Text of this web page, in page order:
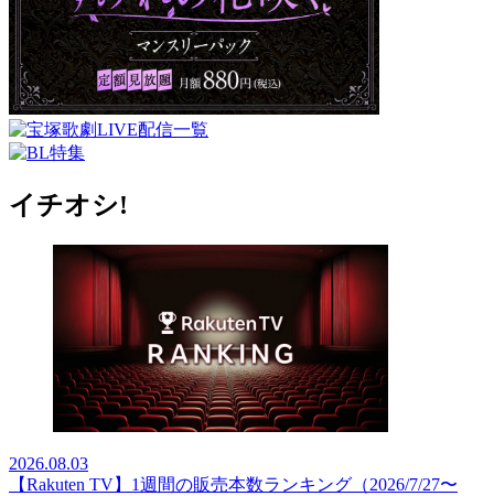
イチオシ!
2026.08.03
【Rakuten TV】1週間の販売本数ランキング（2026/7/27〜